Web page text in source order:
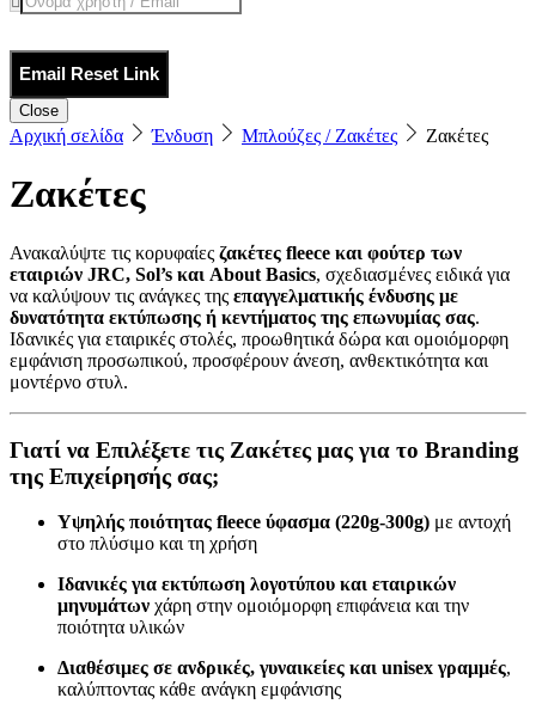
Email Reset Link
Close
Αρχική σελίδα Ένδυση Μπλούζες / Ζακέτες Ζακέτες
Ζακέτες
Ανακαλύψτε τις κορυφαίες ζακέτες fleece και φούτερ των
εταιριών JRC, Sol’s και About Basics, σχεδιασμένες ειδικά για
να καλύψουν τις ανάγκες της επαγγελματικής ένδυσης με
δυνατότητα εκτύπωσης ή κεντήματος της επωνυμίας σας.
Ιδανικές για εταιρικές στολές, προωθητικά δώρα και ομοιόμορφη
εμφάνιση προσωπικού, προσφέρουν άνεση, ανθεκτικότητα και
μοντέρνο στυλ.
Γιατί να Επιλέξετε τις Ζακέτες μας για το Branding
της Επιχείρησής σας;
Υψηλής ποιότητας fleece ύφασμα (220g-300g) με αντοχή
στο πλύσιμο και τη χρήση
Ιδανικές για εκτύπωση λογοτύπου και εταιρικών
μηνυμάτων χάρη στην ομοιόμορφη επιφάνεια και την
ποιότητα υλικών
Διαθέσιμες σε ανδρικές, γυναικείες και unisex γραμμές,
καλύπτοντας κάθε ανάγκη εμφάνισης